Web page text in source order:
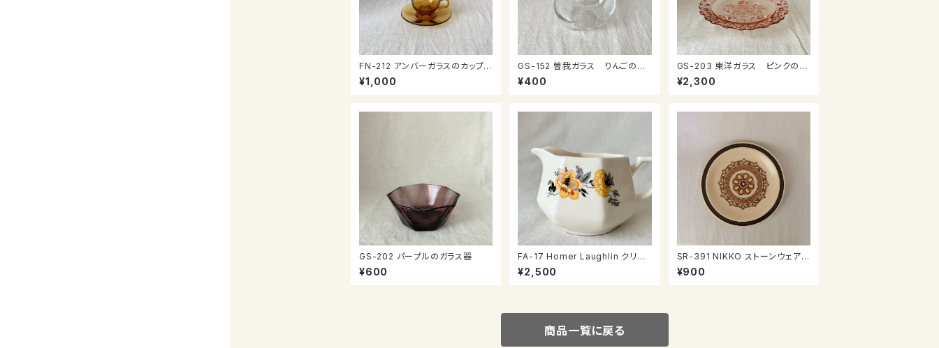
FN-212 アンバーガラスのカップ＆
ソーサー
¥1,000
GS-152 曽我ガラス りんごのミ
ニ鉢
¥400
GS-203 東洋ガラス ピンクのガ
ラスプレート
¥2,300
GS-202 パープルのガラス器
¥600
FA-17 Homer Laughlin クリー
マー
¥2,500
SR-391 NIKKO ストーンウェア
プレート中
¥900
商品一覧に戻る